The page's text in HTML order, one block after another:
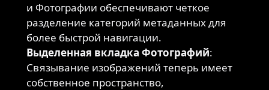
и Фотографии обеспечивают четкое
разделение категорий метаданных для
более быстрой навигации.
Выделенная вкладка Фотографий:
Связывание изображений теперь имеет
собственное пространство,